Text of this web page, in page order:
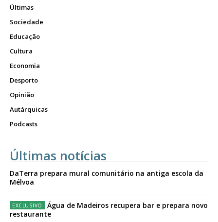
Últimas
Sociedade
Educação
Cultura
Economia
Desporto
Opinião
Autárquicas
Podcasts
Últimas notícias
DaTerra prepara mural comunitário na antiga escola da
Mélvoa
Água de Madeiros recupera bar e prepara novo
restaurante